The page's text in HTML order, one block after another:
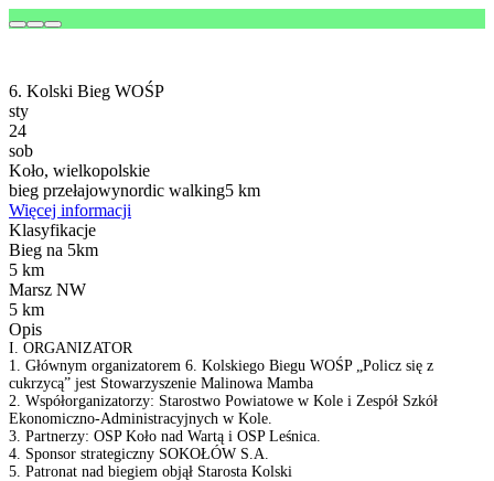
6. Kolski Bieg WOŚP
sty
24
sob
Koło, wielkopolskie
bieg przełajowynordic walking5 km
Więcej informacji
Klasyfikacje
Bieg na 5km
5 km
Marsz NW
5 km
Opis
I. ORGANIZATOR
1. Głównym organizatorem 6. Kolskiego Biegu WOŚP „Policz się z
cukrzycą” jest Stowarzyszenie Malinowa Mamba
2. Współorganizatorzy: Starostwo Powiatowe w Kole i Zespół Szkół
Ekonomiczno-Administracyjnych w Kole.
3. Partnerzy: OSP Koło nad Wartą i OSP Leśnica.
4. Sponsor strategiczny SOKOŁÓW S.A.
5. Patronat nad biegiem objął Starosta Kolski